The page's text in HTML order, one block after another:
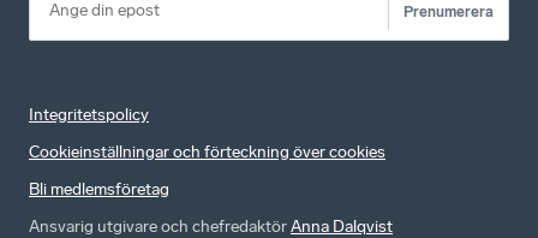
Prenumerera
Integritetspolicy
Cookieinställningar och förteckning över cookies
Bli medlemsföretag
Ansvarig utgivare och chefredaktörAnna Dalqvist